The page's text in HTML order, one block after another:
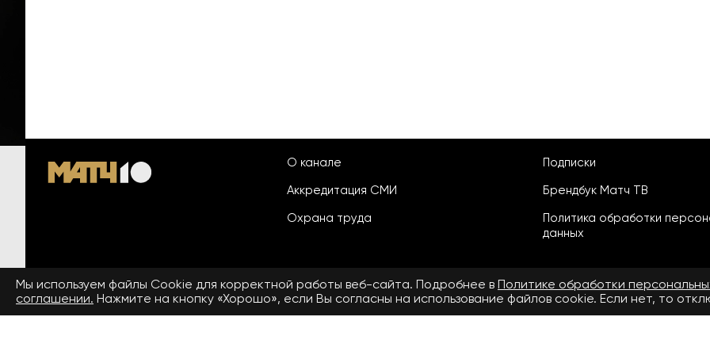
О канале
Аккредитация СМИ
Охрана труда
Подписки
Брендбук Матч ТВ
Политика обработки
данных
© 2026 «ООО «Национальный
спортивный телеканал»
Пользовательское соглашение
Мы используем файлы Сookie для корректной работы веб-сайта. Подробнее в Политике обработки
соглашении. Нажмите на кнопку «Хорошо», если Вы согласны на использование файлов cookie. Если нет, то